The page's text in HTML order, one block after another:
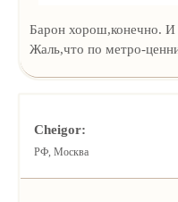
Барон хорош,конечно. И
Жаль,что по метро-
Cheigor:
РФ, Москва